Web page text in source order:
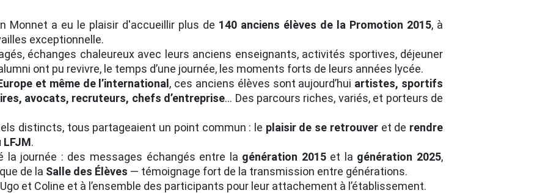
Monnet a eu le plaisir d'accueillir plus de 140 anciens élèves de la Promotion 2015, à
exceptionnelle.
échanges chaleureux avec leurs anciens enseignants, activités sportives, déjeuner
ont pu revivre, le temps d’une journée, les moments forts de leurs années lycée.
et même de l’international, ces anciens élèves sont aujourd’hui artistes, sportifs
avocats, recruteurs, chefs d’entreprise… Des parcours riches, variés, et porteurs de
distincts, tous partageaient un point commun : le plaisir de se retrouveret de rendre
LFJM.
la journée : des messages échangés entre la génération 2015et la génération 2025,
de la Salle des Élèves — témoignage fort de la transmission entre générations.
et Coline et à l’ensemble des participants pour leur attachement à l’établissement.